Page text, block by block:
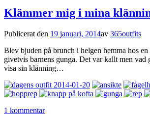
Klämmer mig i mina
Publicerat den 19 januari, 2014av 365outfits
Blev bjuden på brunch i helgen hemma hos
givetvis barnens gunga. Det var kallt men vad
visa sin klänning…
1 kommentar